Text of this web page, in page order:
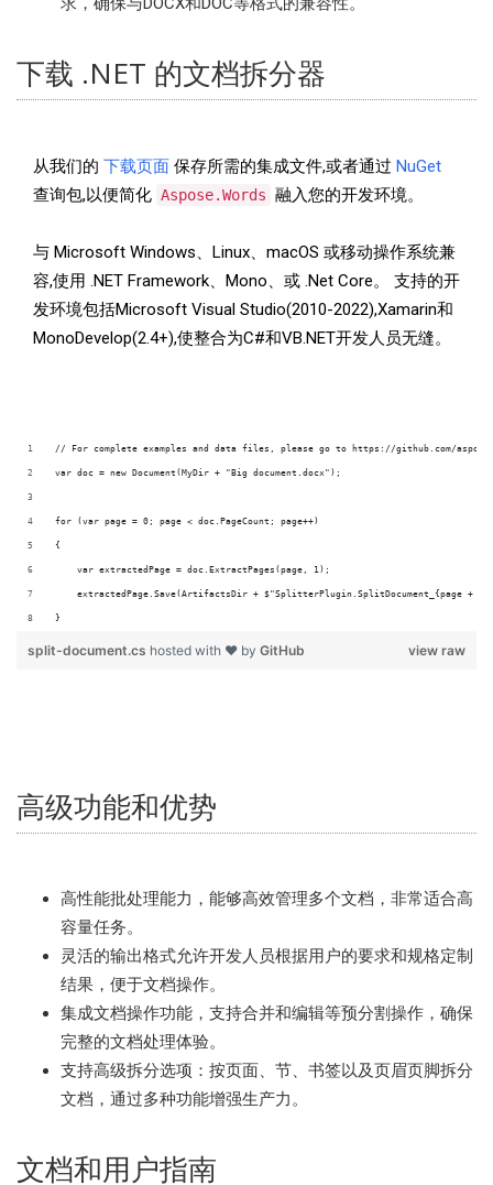
下载 .NET 的文档拆分器
从我们的 下载页面 保存所需的集成文件,或者通过 NuGet
查询包,以便简化 Aspose.Words 融入您的开发环境。
与 Microsoft Windows、Linux、macOS 或移动操作系统兼
容,使用 .NET Framework、Mono、或 .Net Core。 支持的开
发环境包括Microsoft Visual Studio(2010-2022),Xamarin和
MonoDevelop(2.4+),使整合为C#和VB.NET开发人员无缝。
}
view raw
split-document.cs hosted with ❤ by GitHub
高级功能和优势
高性能批处理能力，能够高效管理多个文档，非常适合高
容量任务。
灵活的输出格式允许开发人员根据用户的要求和规格定制
结果，便于文档操作。
集成文档操作功能，支持合并和编辑等预分割操作，确保
完整的文档处理体验。
支持高级拆分选项：按页面、节、书签以及页眉页脚拆分
文档，通过多种功能增强生产力。
文档和用户指南